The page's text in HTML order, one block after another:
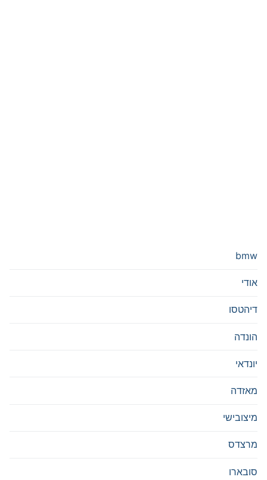
bmw
אודי
דיהטסו
הונדה
יונדאי
מאזדה
מיצובישי
מרצדס
סובארו